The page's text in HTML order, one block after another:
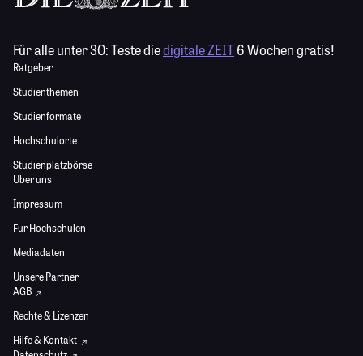
Für alle unter 30:Teste diedigitale ZEIT6 Wochen gratis!
Ratgeber
Studienthemen
Studienformate
Hochschulorte
Studienplatzbörse
Über uns
Impressum
Für Hochschulen
Mediadaten
Unsere Partner
AGB
Rechte & Lizenzen
Hilfe & Kontakt